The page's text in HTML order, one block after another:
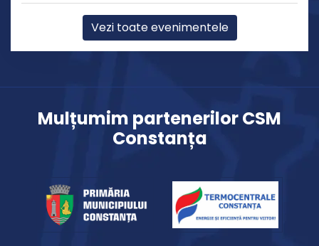
Vezi toate evenimentele
Mulțumim partenerilor CSM
Constanța